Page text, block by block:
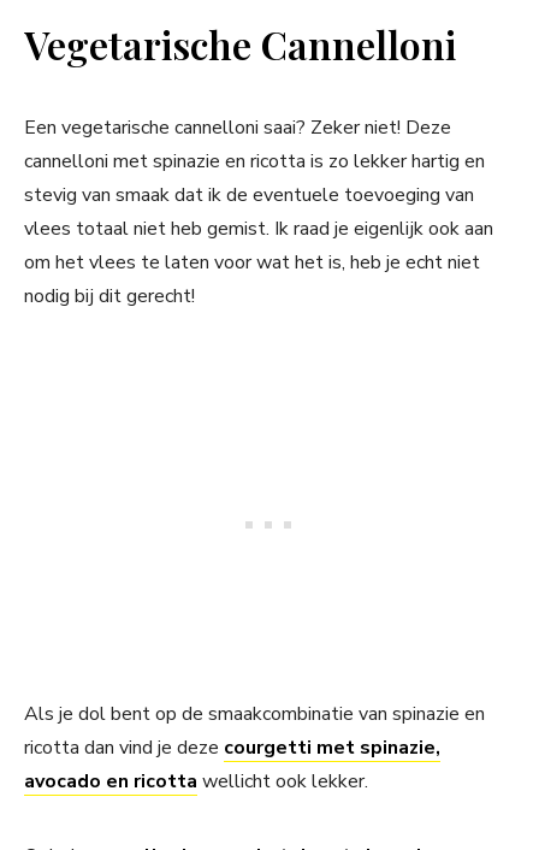
Vegetarische Cannelloni
Een vegetarische cannelloni saai? Zeker niet! Deze
cannelloni met spinazie en ricotta is zo lekker hartig en
stevig van smaak dat ik de eventuele toevoeging van
vlees totaal niet heb gemist. Ik raad je eigenlijk ook aan
om het vlees te laten voor wat het is, heb je echt niet
nodig bij dit gerecht!
Als je dol bent op de smaakcombinatie van spinazie en
ricotta dan vind je deze courgetti met spinazie,
avocado en ricotta wellicht ook lekker.